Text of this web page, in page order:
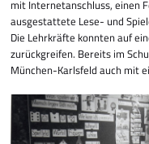
mit Internetanschluss, einen
ausgestattete Lese- und
Die Lehrkräfte konn­ten auf
zurück­greifen. Bereits im
München-Karlsfeld auch mit